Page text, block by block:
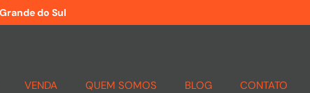
do Sul
VENDA QUEM SOMOS BLOG CONTATO